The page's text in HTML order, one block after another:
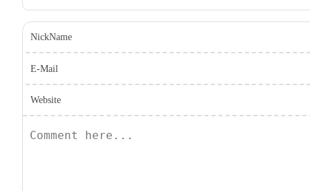
NickName
E-Mail
Website